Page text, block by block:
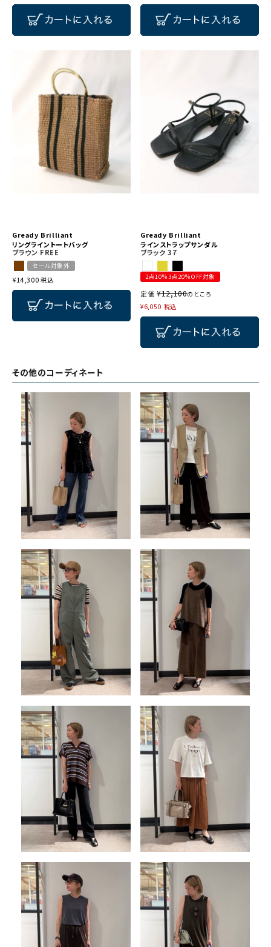
Gready Brilliant
リングライントートバッグ
ブラウン FREE
セール対象外
¥14,300 税込
Gready Brilliant
ラインストラップサンダル
ブラック 37
2点10％3点20％OFF対象
定価 ¥12,100のところ
¥6,050 税込
その他のコーディネート